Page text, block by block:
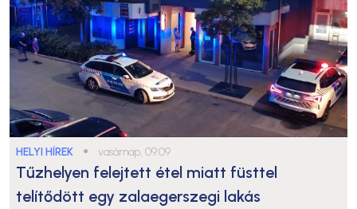
HELYI HÍREK ● vasárnap, 09:09
Tűzhelyen felejtett étel miatt füsttel
telítődött egy zalaegerszegi lakás